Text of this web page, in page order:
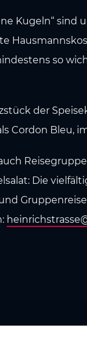
Kugeln“
so
der
Cordon Bleu,
Die